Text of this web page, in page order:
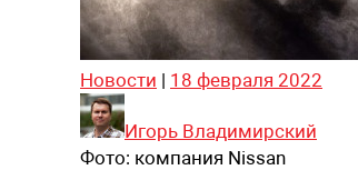
Новости | 18 февраля 2022
Игорь Владимирский
Фото: компания Nissan